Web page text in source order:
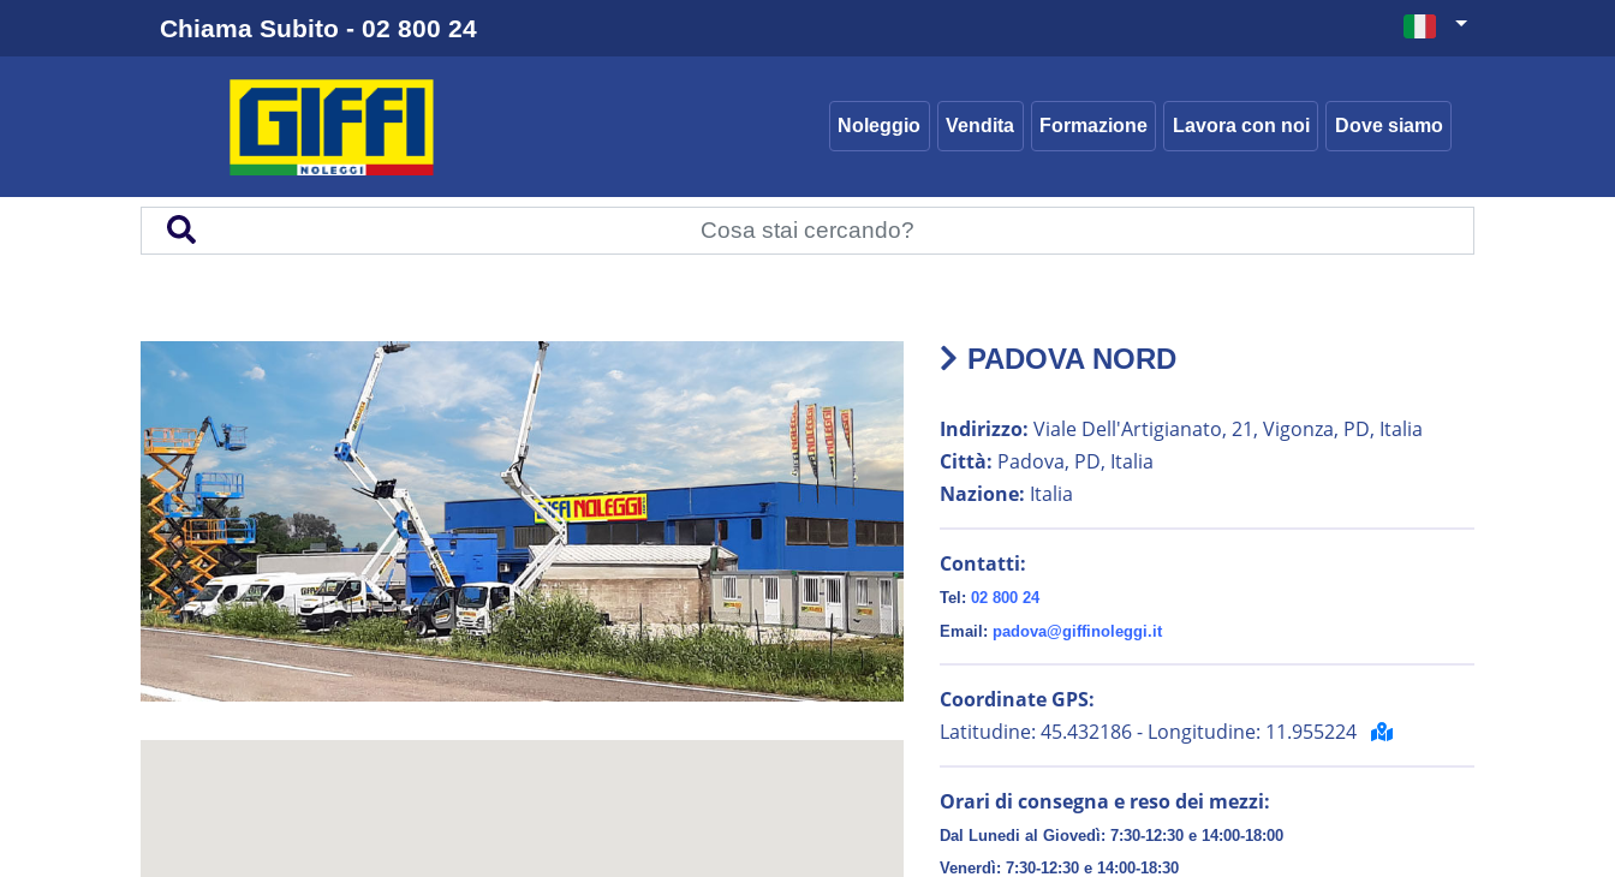
Chiama Subito - 02 800 24
Noleggio Vendita Formazione Lavora con noi Dove siamo
PADOVA NORD
Indirizzo: Viale Dell'Artigianato, 21, Vigonza, PD, Italia
Città: Padova, PD, Italia
Nazione: Italia
Contatti:
Tel: 02 800 24
Email: padova@giffinoleggi.it
Coordinate GPS:
Latitudine: 45.432186 - Longitudine: 11.955224
Orari di consegna e reso dei mezzi:
Dal Lunedi al Giovedì: 7:30-12:30 e 14:00-18:00
Venerdì: 7:30-12:30 e 14:00-18:30